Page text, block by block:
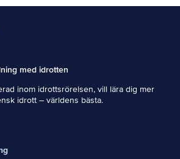
med idrotten
inom idrottsrörelsen, vill lära dig mer
idrott – världens bästa.